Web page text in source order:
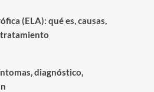
(ELA): qué es, causas,
diagnóstico,